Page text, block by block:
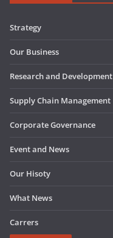
Strategy
Our Business
Research and Development
Supply Chain Management
Corporate Governance
Event and News
Our Hisoty
What News
Carrers